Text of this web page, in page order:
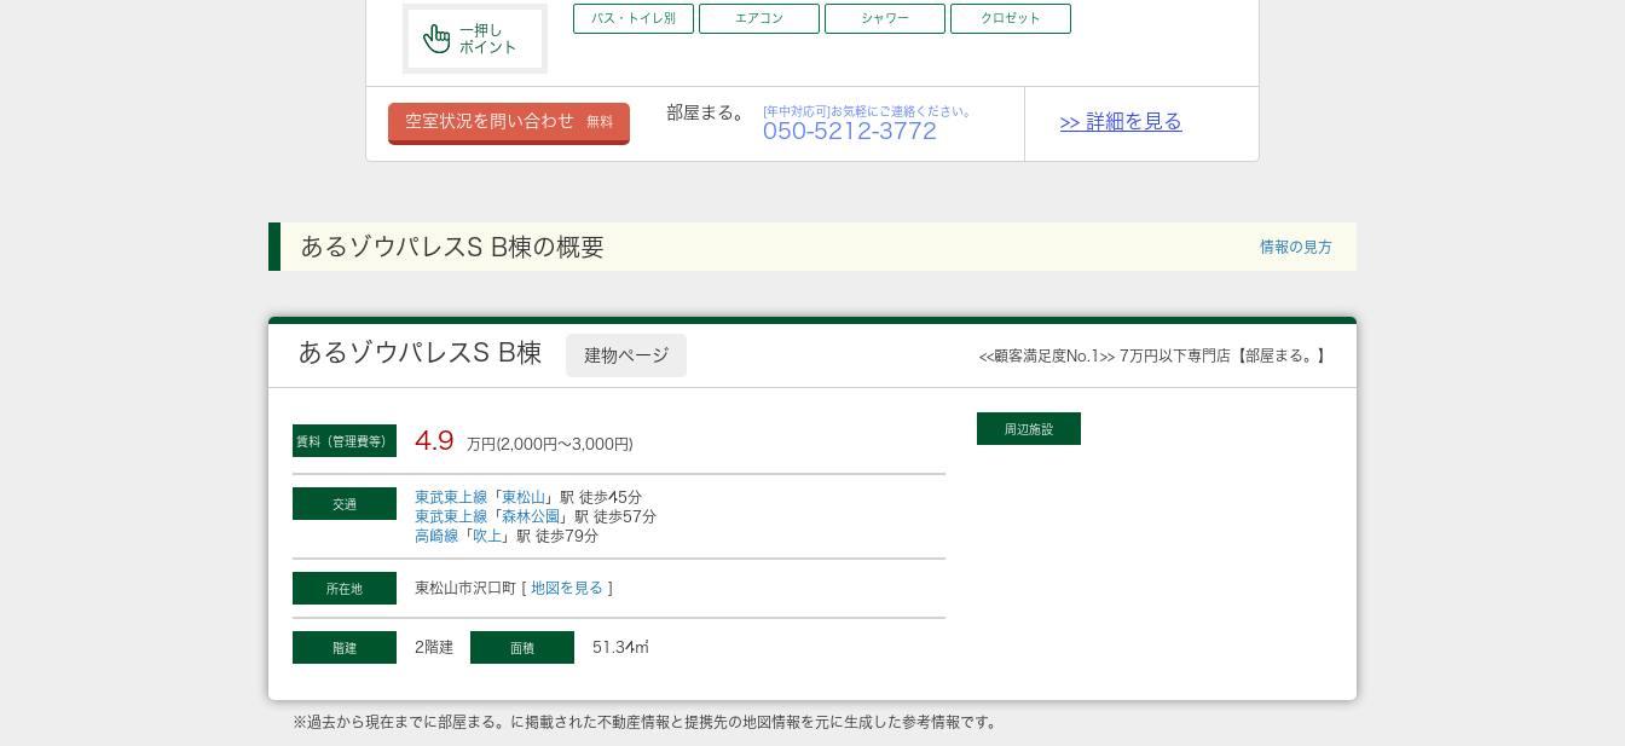
一押し
ポイント
バス・トイレ別 エアコン シャワー クロゼット
空室状況を問い合わせ 無料
部屋まる。 [年中対応可]お気軽にご連絡ください。
050-5212-3772 >> 詳細を見る
あるゾウパレスS B棟の概要 情報の見方
あるゾウパレスS B棟 建物ページ <<顧客満足度No.1>> 7万円以下専門店【部屋まる。】
賃料（管理費等） 4.9 万円(2,000円～3,000円)
交通 東武東上線 「 東松山 」駅 徒歩45分
東武東上線 「 森林公園 」駅 徒歩57分
高崎線 「 吹上 」駅 徒歩79分
所在地 東松山市沢口町 [ 地図を見る ]
階建 2階建 面積 51.34㎡
周辺施設
※過去から現在までに部屋まる。に掲載された不動産情報と提携先の地図情報を元に生成した参考情報です。